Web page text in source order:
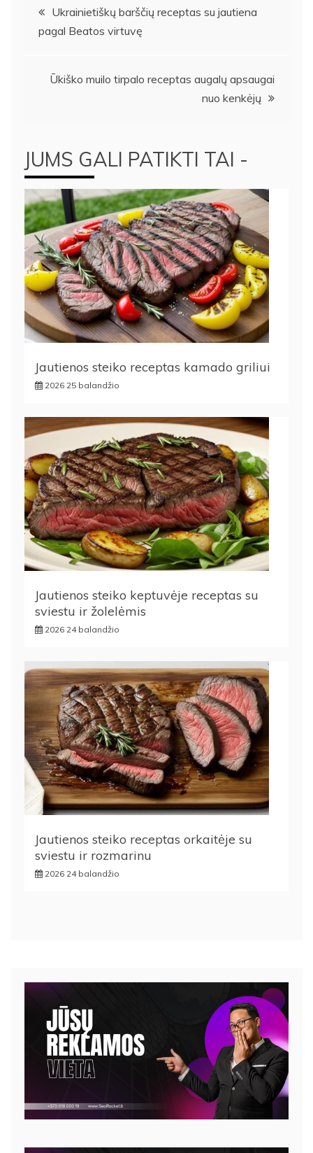
Navigacija
tarp
įrašų
Ukrainietiškų barščių receptas su jautiena
pagal Beatos virtuvę
Ūkiško muilo tirpalo receptas augalų apsaugai
nuo kenkėjų
JUMS GALI PATIKTI TAI -
Jautienos steiko receptas kamado griliui
2026 25 balandžio
Jautienos steiko keptuvėje receptas su
sviestu ir žolelėmis
2026 24 balandžio
Jautienos steiko receptas orkaitėje su
sviestu ir rozmarinu
2026 24 balandžio